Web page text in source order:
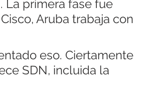
La primera fase fue
Aruba trabaja con
eso. Ciertamente
SDN, incluida la